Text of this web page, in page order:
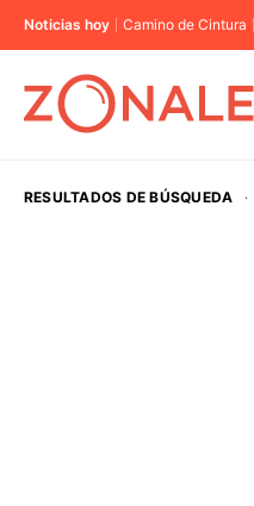
Noticias hoy Camino de Cintura
RESULTADOS DE BÚSQUEDA ·